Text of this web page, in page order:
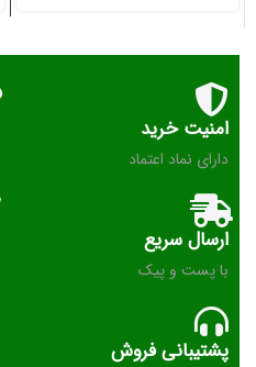
امنیت خرید
دارای نماد اعتماد
ارسال سریع
با پست و پیک
پشتیبانی فروش